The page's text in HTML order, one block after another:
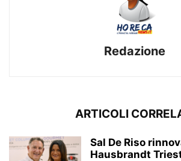
Redazione
ARTICOLI
Sal De Riso
Hausbrandt